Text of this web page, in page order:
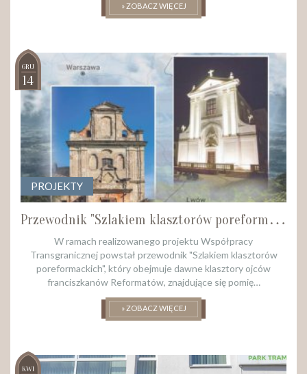
» ZOBACZ WIĘCEJ
PROJEKTY
GRU
14
P
rzewodnik "Szlakiem klasztorów poreformackich
W ramach realizowanego projektu Współpracy
Transgranicznej powstał przewodnik "Szlakiem klasztorów
poreformackich", który obejmuje dawne klasztory ojców
franciszkanów Reformatów, znajdujące się pomię…
» ZOBACZ WIĘCEJ
KWI